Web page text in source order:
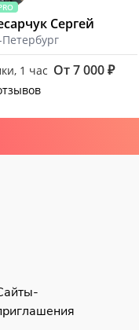
Сергей
1 час От 7 000 ₽